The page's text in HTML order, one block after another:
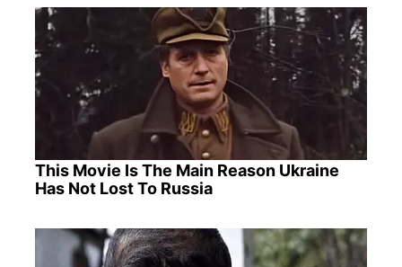
This Movie Is The Main Reason Ukraine
Has Not Lost To Russia